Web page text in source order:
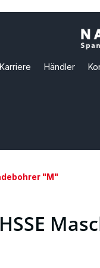
Karriere Händler
"M"
HSSE